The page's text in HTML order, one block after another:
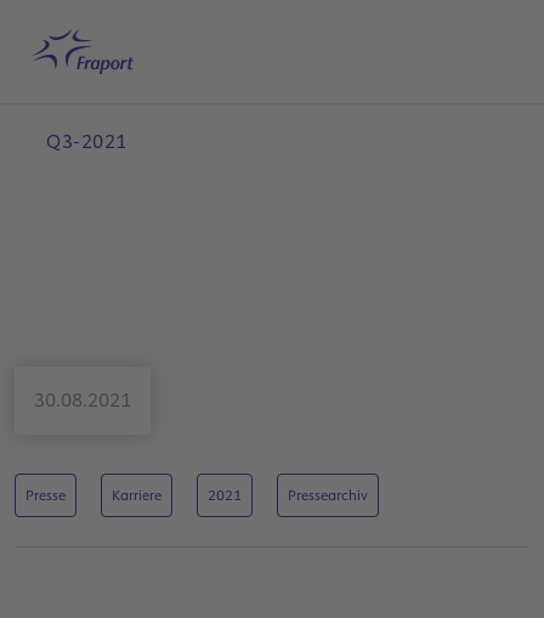
Startseite
Q3-2021
30.08.2021
Presse Karriere 2021 Pressearchiv